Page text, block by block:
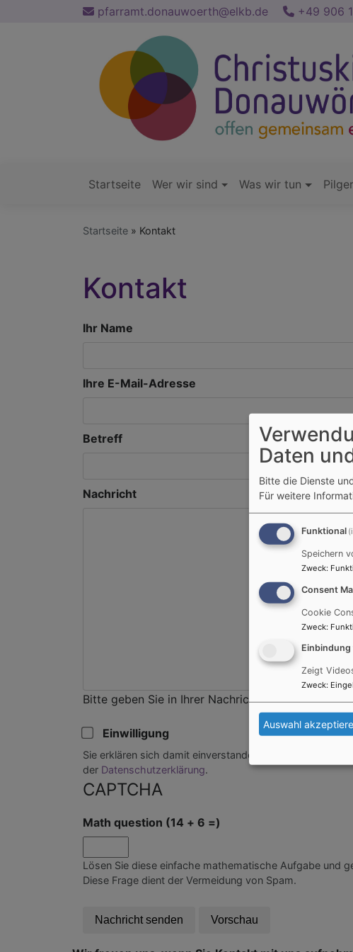
pfarramt.donauwoerth@elkb.de +49 906
Hauptnavigation
Startseite Wer wir sind Was wir tun
Startseite Kontakt
Kontakt
Ihr Name
Ihre E-Mail-Adresse
Betreff
Nachricht
Bitte geben Sie in Ihrer Nachricht keine Links
Einwilligung
Sie erklären sich damit einverstanden, dass Ihre Daten
der Datenschutzerklärung.
CAPTCHA
Math question (14 + 6 =)
Lösen Sie diese einfache mathematische Aufgabe und
Diese Frage dient der Vermeidung von Spam.
Daten
Bitte die Dienste
Für weitere
Funktional
Speichern
Zweck:
Consent
Cookie
Zweck:
Zeigt
Zweck:
Auswahl